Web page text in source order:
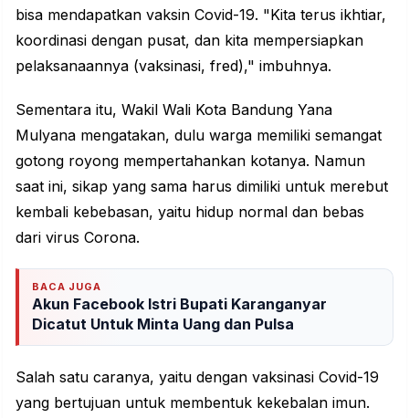
bisa mendapatkan vaksin Covid-19. "Kita terus ikhtiar,
koordinasi dengan pusat, dan kita mempersiapkan
pelaksanaannya (vaksinasi, fred)," imbuhnya.
Sementara itu, Wakil Wali Kota Bandung Yana
Mulyana mengatakan, dulu warga memiliki semangat
gotong royong mempertahankan kotanya. Namun
saat ini, sikap yang sama harus dimiliki untuk merebut
kembali kebebasan, yaitu hidup normal dan bebas
dari virus Corona.
BACA JUGA
Akun Facebook Istri Bupati Karanganyar
Dicatut Untuk Minta Uang dan Pulsa
Salah satu caranya, yaitu dengan vaksinasi Covid-19
yang bertujuan untuk membentuk kekebalan imun.